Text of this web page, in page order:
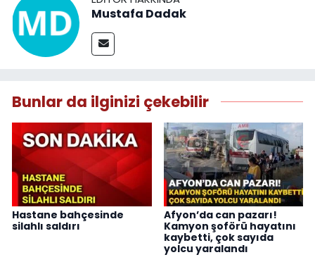
Mustafa Dadak
Bunlar da ilginizi çekebilir
Hastane bahçesinde
silahlı saldırı
Afyon’da can pazarı!
Kamyon şoförü hayatını
kaybetti, çok sayıda
yolcu yaralandı